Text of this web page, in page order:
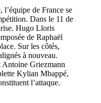
de France se
Dans le 11 de
Hugo Lloris
de Raphaël
Sur les côtés,
à nouveau.
Griezmann
Kylian Mbappé,
l’attaque.